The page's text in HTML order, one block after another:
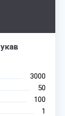
3000
50
100
1